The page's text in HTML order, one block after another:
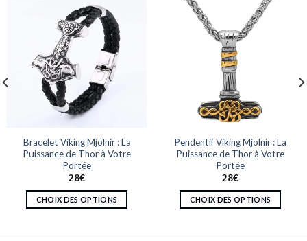
Bracelet Viking Mjölnir : La
Puissance de Thor à Votre
Portée
28€
CHOIX DES OPTIONS
Pendentif Viking Mjölnir : La
Puissance de Thor à Votre
Portée
28€
CHOIX DES OPTIONS